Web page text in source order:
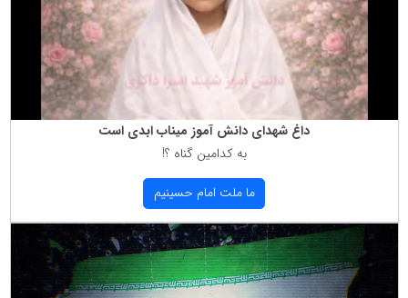
داغ شهدای دانش آموز میناب ابدی است
به كدامین گناه ؟!
ما ملت امام حسینیم